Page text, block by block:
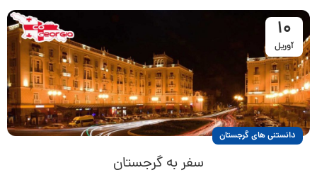
10
آوریل
دانستنی های گرجستان
سفر به گرجستان